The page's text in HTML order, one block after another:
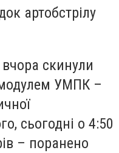
артобстрілу
скинули
УМПК –
сьогодні о 4:50
– поранено